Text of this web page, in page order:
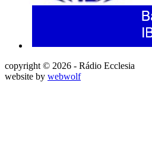
copyright © 2026 - Rádio Ecclesia
website by webwolf